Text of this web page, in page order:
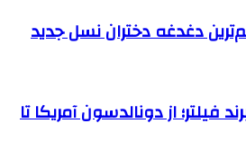
دغدغه دختران نسل جدید
فیلتر؛ از دونالدسون آمریکا تا